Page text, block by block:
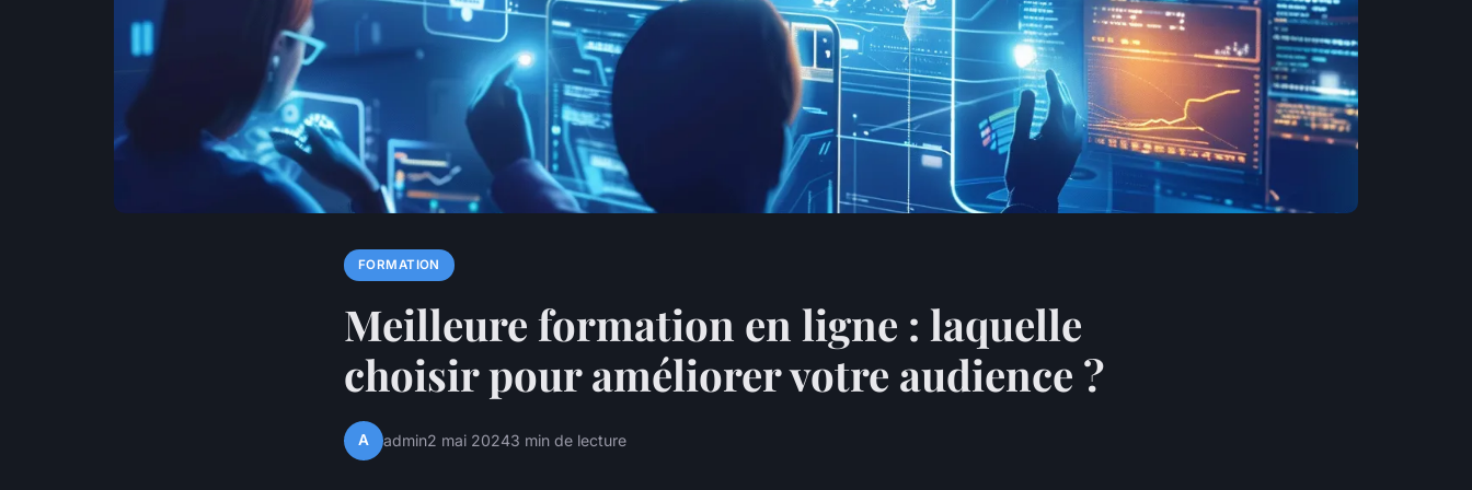
FORMATION
Meilleure formation en ligne : laquelle
choisir pour améliorer votre audience ?
A admin2 mai 20243 min de lecture